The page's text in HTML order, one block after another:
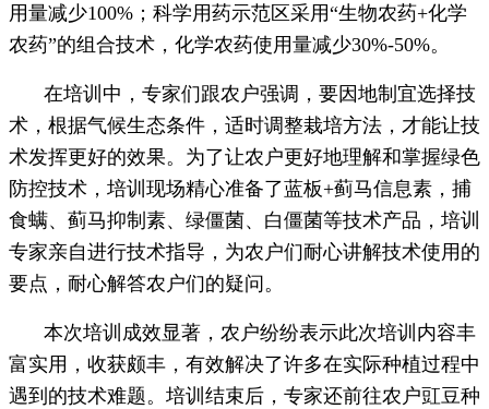
用量减少100%；科学用药示范区采用“生物农药+化学
农药”的组合技术，化学农药使用量减少30%-50%。
在培训中，专家们跟农户强调，要因地制宜选择技
术，根据气候生态条件，适时调整栽培方法，才能让技
术发挥更好的效果。为了让农户更好地理解和掌握绿色
防控技术，培训现场精心准备了蓝板+蓟马信息素，捕
食螨、蓟马抑制素、绿僵菌、白僵菌等技术产品，培训
专家亲自进行技术指导，为农户们耐心讲解技术使用的
要点，耐心解答农户们的疑问。
本次培训成效显著，农户纷纷表示此次培训内容丰
富实用，收获颇丰，有效解决了许多在实际种植过程中
遇到的技术难题。培训结束后，专家还前往农户豇豆种